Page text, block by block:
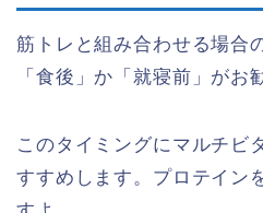
筋トレと組み合わせる場合
「食後」か「就寝前」がお
このタイミングにマルチビ
すすめします。プロテイン